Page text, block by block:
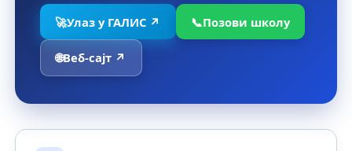
🚀Улаз у ГАЛИС ↗ 📞Позови школу
🌐Веб-сајт ↗